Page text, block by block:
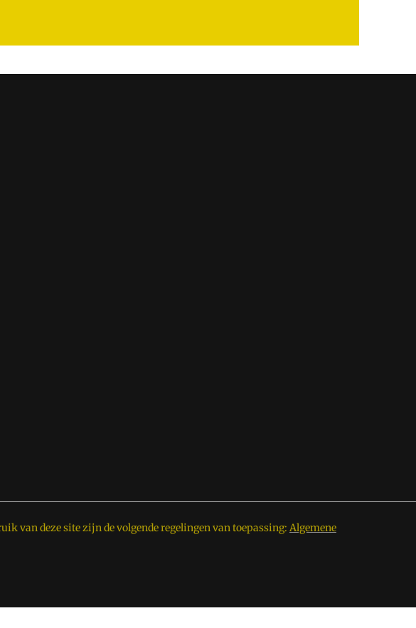
van deze site zijn de volgende regelingen van toepassing: Algemene